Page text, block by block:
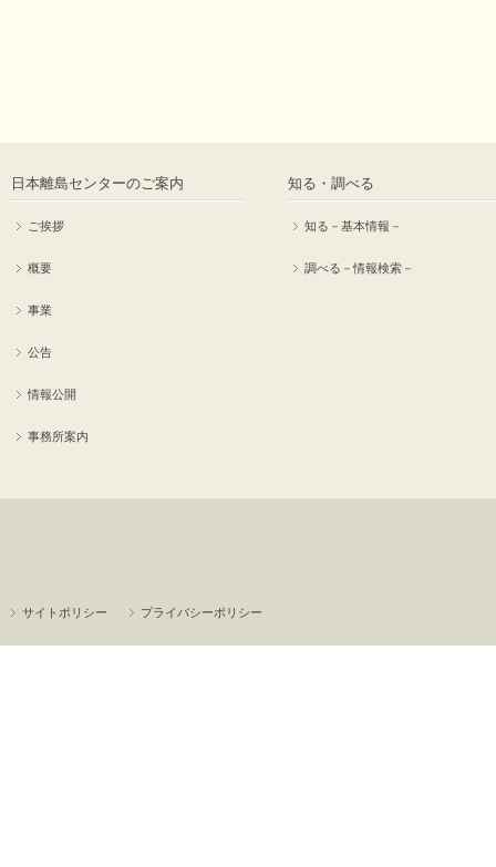
日本離島センターのご案内
ご挨拶
概要
事業
公告
情報公開
事務所案内
知る・調べる
知る－基本情報－
調べる－情報検索－
サイトポリシー プライバシーポリシー